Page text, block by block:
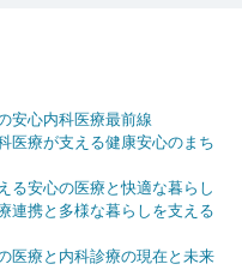
安心内科医療最前線
医療が支える健康安心のまち
る安心の医療と快適な暮らし
連携と多様な暮らしを支える
医療と内科診療の現在と未来